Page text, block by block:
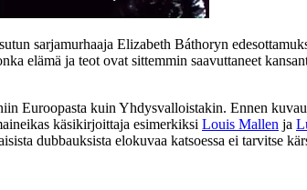
sarjamurhaaja Elizabeth Báthoryn
elämä ja teot ovat sittemmin saavuttaneet
Euroopasta kuin Yhdysvalloistakin. Ennen
käsikirjoittaja esimerkiksi Louis Mallen ja
dubbauksista elokuvaa katsoessa ei tarvitse